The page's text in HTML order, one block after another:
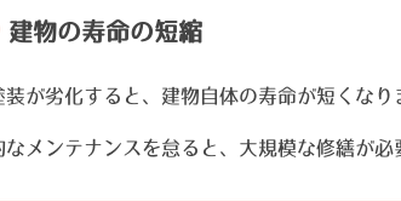
建物の寿命の短縮
装が劣化すると、建物自体の寿命が短くなり
なメンテナンスを怠ると、大規模な修繕が必